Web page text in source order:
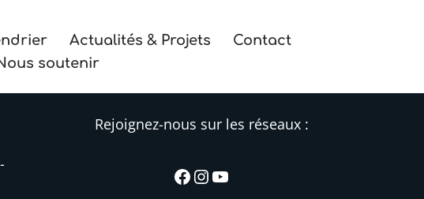
Actualités & Projets
Contact
soutenir
Rejoignez-nous sur les réseaux :